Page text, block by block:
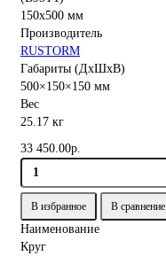
Производитель
RUSTORM
Габариты (ДхШхВ)
500×150×150 мм
Вес
25.17 кг
33 450.00р.
В избранное В сравнение
Наименование
Круг